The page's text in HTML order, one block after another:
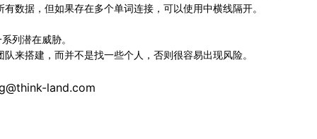
数据，但如果存在多个单词连接，可以使用中横线隔开。
列潜在威胁。
来搭建，而并不是找一些个人，否则很容易出现风险。
land.com